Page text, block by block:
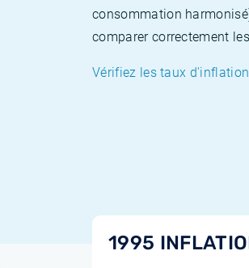
consommation
comparer correctement
Vérifiez les taux
1995